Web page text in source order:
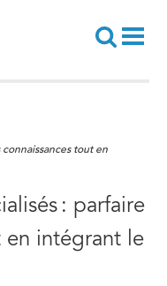
Recherche
connaissances tout en
: parfaire
en intégrant le